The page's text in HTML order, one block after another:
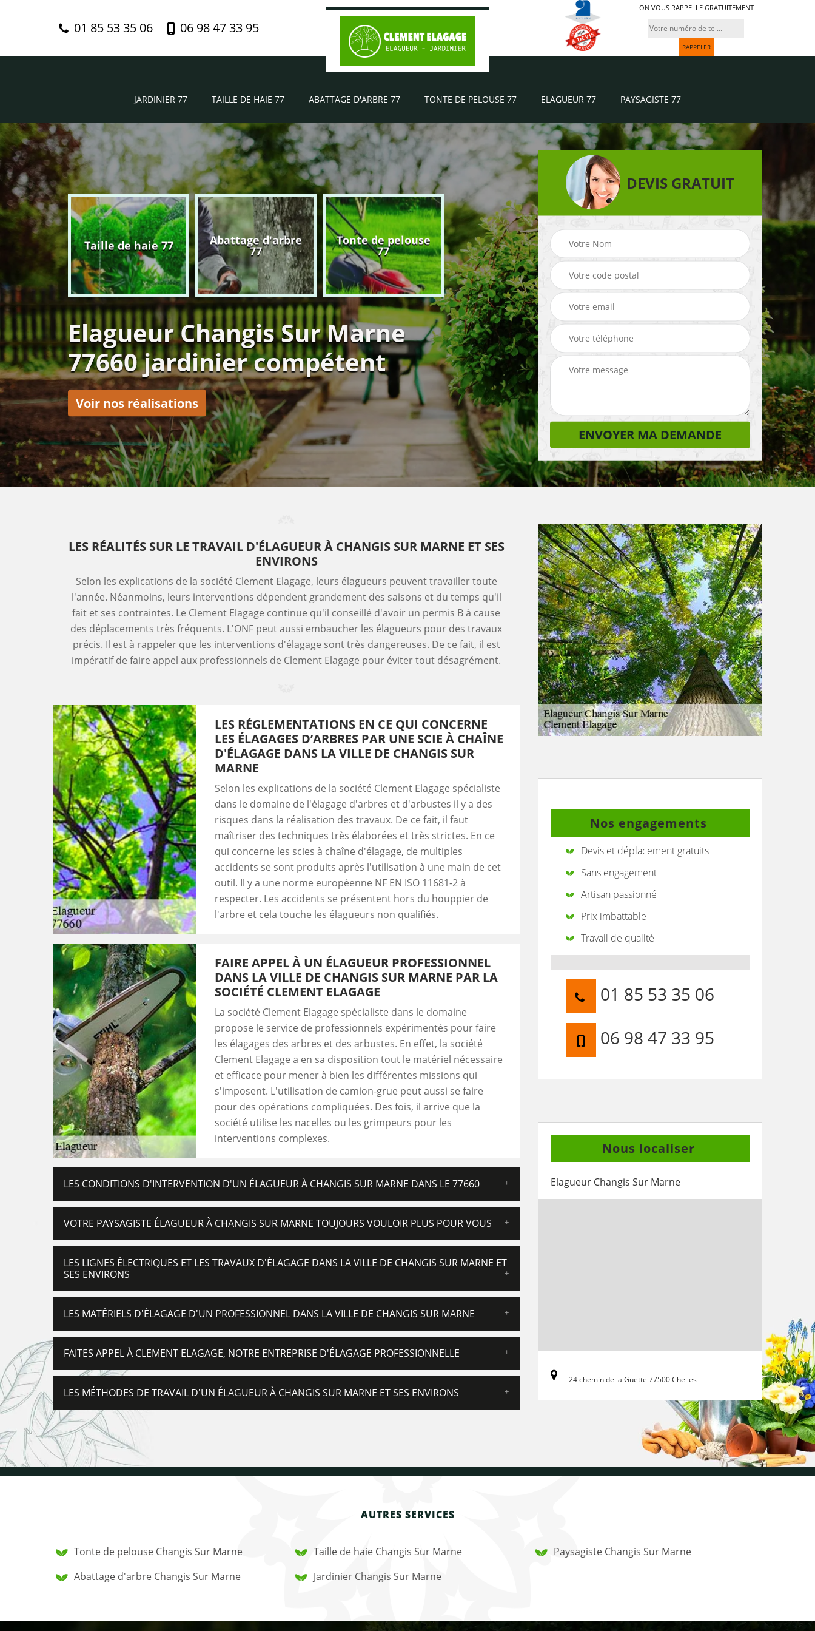
01 85 53 35 06 06 98 47 33 95
ON VOUS RAPPELLE GRATUITEMENT
JARDINIER 77 TAILLE DE HAIE 77 ABATTAGE D'ARBRE 77 TONTE DE PELOUSE 77 ELAGUEUR 77 PAYSAGISTE 77
Taille de haie 77 Abattage d'arbre
77
Tonte de pelouse
77 Elagueur 77 Paysagiste 77 Jardinier 77
Elagueur Changis Sur Marne
77660 jardinier compétent
Voir nos réalisations
DEVIS GRATUIT
LES RÉALITÉS SUR LE TRAVAIL D'ÉLAGUEUR À CHANGIS SUR MARNE ET SES
ENVIRONS
Selon les explications de la société Clement Elagage, leurs élagueurs peuvent travailler toute
l'année. Néanmoins, leurs interventions dépendent grandement des saisons et du temps qu'il
fait et ses contraintes. Le Clement Elagage continue qu'il conseillé d'avoir un permis B à cause
des déplacements très fréquents. L'ONF peut aussi embaucher les élagueurs pour des travaux
précis. Il est à rappeler que les interventions d'élagage sont très dangereuses. De ce fait, il est
impératif de faire appel aux professionnels de Clement Elagage pour éviter tout désagrément.
LES RÉGLEMENTATIONS EN CE QUI CONCERNE
LES ÉLAGAGES D’ARBRES PAR UNE SCIE À CHAÎNE
D'ÉLAGAGE DANS LA VILLE DE CHANGIS SUR
MARNE
Selon les explications de la société Clement Elagage spécialiste
dans le domaine de l'élagage d'arbres et d'arbustes il y a des
risques dans la réalisation des travaux. De ce fait, il faut
maîtriser des techniques très élaborées et très strictes. En ce
qui concerne les scies à chaîne d'élagage, de multiples
accidents se sont produits après l'utilisation à une main de cet
outil. Il y a une norme européenne NF EN ISO 11681-2 à
respecter. Les accidents se présentent hors du houppier de
l'arbre et cela touche les élagueurs non qualifiés.
FAIRE APPEL À UN ÉLAGUEUR PROFESSIONNEL
DANS LA VILLE DE CHANGIS SUR MARNE PAR LA
SOCIÉTÉ CLEMENT ELAGAGE
La société Clement Elagage spécialiste dans le domaine
propose le service de professionnels expérimentés pour faire
les élagages des arbres et des arbustes. En effet, la société
Clement Elagage a en sa disposition tout le matériel nécessaire
et efficace pour mener à bien les différentes missions qui
s'imposent. L'utilisation de camion-grue peut aussi se faire
pour des opérations compliquées. Des fois, il arrive que la
société utilise les nacelles ou les grimpeurs pour les
interventions complexes.
LES CONDITIONS D'INTERVENTION D'UN ÉLAGUEUR À CHANGIS SUR MARNE DANS LE 77660
VOTRE PAYSAGISTE ÉLAGUEUR À CHANGIS SUR MARNE TOUJOURS VOULOIR PLUS POUR VOUS
LES LIGNES ÉLECTRIQUES ET LES TRAVAUX D'ÉLAGAGE DANS LA VILLE DE CHANGIS SUR MARNE ET
SES ENVIRONS
LES MATÉRIELS D'ÉLAGAGE D'UN PROFESSIONNEL DANS LA VILLE DE CHANGIS SUR MARNE
FAITES APPEL À CLEMENT ELAGAGE, NOTRE ENTREPRISE D'ÉLAGAGE PROFESSIONNELLE
LES MÉTHODES DE TRAVAIL D'UN ÉLAGUEUR À CHANGIS SUR MARNE ET SES ENVIRONS
Nos engagements
Devis et déplacement gratuits
Sans engagement
Artisan passionné
Prix imbattable
Travail de qualité
01 85 53 35 06
06 98 47 33 95
Nous localiser
Elagueur Changis Sur Marne
24 chemin de la Guette 77500 Chelles
AUTRES SERVICES
Tonte de pelouse Changis Sur Marne
Abattage d'arbre Changis Sur Marne
Taille de haie Changis Sur Marne
Jardinier Changis Sur Marne
Paysagiste Changis Sur Marne